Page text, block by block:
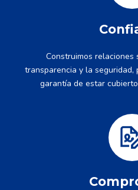
Construimos relaciones
transparencia y la seguridad,
garantía de estar